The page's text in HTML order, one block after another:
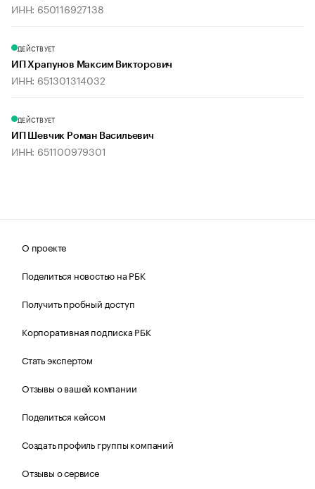
ИНН: 650116927138
ДЕЙСТВУЕТ
ИП Храпунов Максим Викторович
ИНН: 651301314032
ДЕЙСТВУЕТ
ИП Шевчик Роман Васильевич
ИНН: 651100979301
О проекте
Поделиться новостью на РБК
Получить пробный доступ
Корпоративная подписка РБК
Стать экспертом
Отзывы о вашей компании
Поделиться кейсом
Создать профиль группы компаний
Отзывы о сервисе